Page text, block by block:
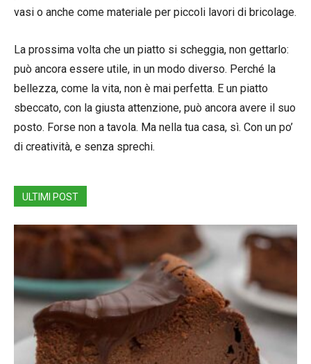
vasi o anche come materiale per piccoli lavori di bricolage.
La prossima volta che un piatto si scheggia, non gettarlo:
può ancora essere utile, in un modo diverso. Perché la
bellezza, come la vita, non è mai perfetta. E un piatto
sbeccato, con la giusta attenzione, può ancora avere il suo
posto. Forse non a tavola. Ma nella tua casa, sì. Con un po’
di creatività, e senza sprechi.
ULTIMI POST